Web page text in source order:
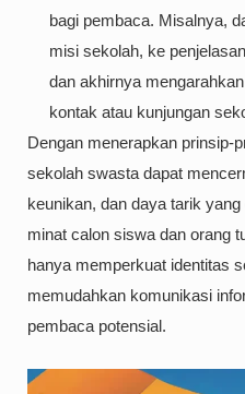
bagi pembaca. Misalnya,
misi sekolah, ke
dan akhirnya
kontak atau kunjungan
Dengan menerapkan prinsip-
sekolah swasta dapat
keunikan, dan daya tarik
minat calon siswa dan orang
hanya memperkuat identitas
memudahkan komunikasi
pembaca potensial.